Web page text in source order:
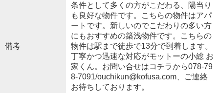
備考
条件として多くの方がこだわる、陽当り
も良好な物件です。こちらの物件はアパ
ートです。新しいのでこだわりの多い方
にもおすすめの築浅物件です。こちらの
物件は駅まで徒歩で13分で到着します。
丁寧かつ迅速な対応がモットーの小総 お
家くん。お問い合せはコチラから078-79
8-7091/ouchikun@kofusa.com、ご連絡
お待ちしております。